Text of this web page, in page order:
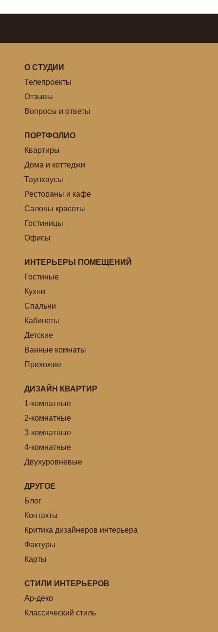
О СТУДИИ
Телепроекты
Отзывы
Вопросы и ответы
ПОРТФОЛИО
Квартиры
Дома и коттеджи
Таунхаусы
Рестораны и кафе
Салоны красоты
Гостиницы
Офисы
ИНТЕРЬЕРЫ ПОМЕЩЕНИЙ
Гостиные
Кухни
Спальни
Кабинеты
Детские
Ванные комнаты
Прихожие
ДИЗАЙН КВАРТИР
1-комнатные
2-комнатные
3-комнатные
4-комнатные
Двухуровневые
ДРУГОЕ
Блог
Контакты
Критика дизайнеров интерьера
Фактуры
Карты
СТИЛИ ИНТЕРЬЕРОВ
Ар-деко
Классический стиль